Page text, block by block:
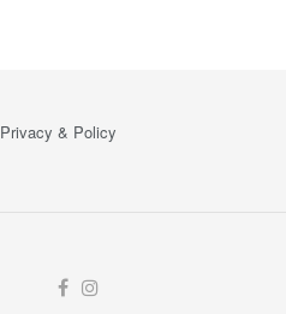
Privacy & Policy